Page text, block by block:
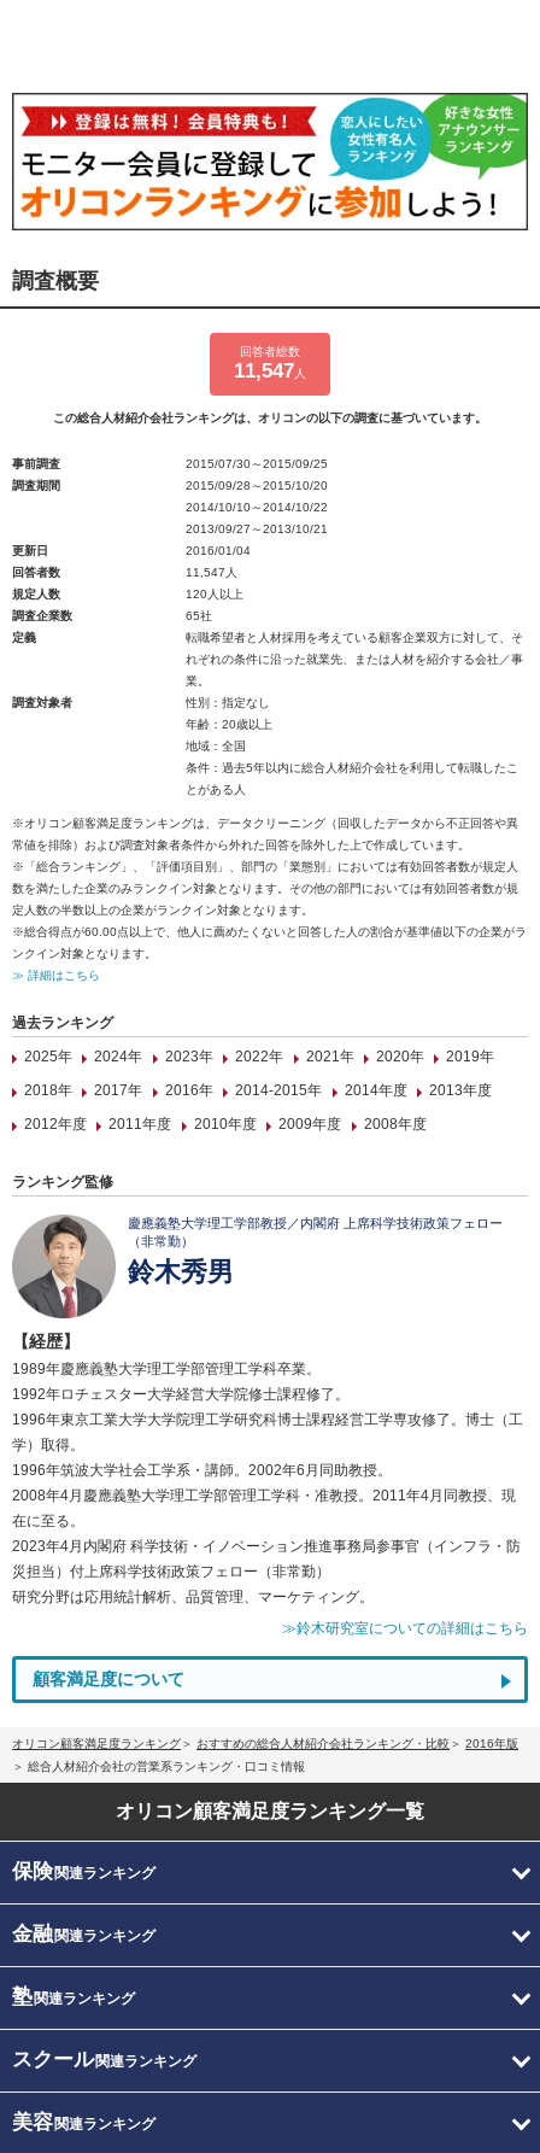
調査概要
回答者総数
11,547 人
この総合人材紹介会社ランキングは、オリコンの以下の調査に基づいています。
事前調査
2015/07/30～2015/09/25
調査期間
2015/09/28～2015/10/20
2014/10/10～2014/10/22
2013/09/27～2013/10/21
更新日
2016/01/04
回答者数
11,547人
規定人数
120人以上
調査企業数
65社
定義
転職希望者と人材採用を考えている顧客企業双方に対して、そ
れぞれの条件に沿った就業先、または人材を紹介する会社／事
業。
調査対象者
性別：指定なし
年齢：20歳以上
地域：全国
条件：過去5年以内に総合人材紹介会社を利用して転職したこ
とがある人
※オリコン顧客満足度ランキングは、データクリーニング（回収したデータから不正回答や異
常値を排除）および調査対象者条件から外れた回答を除外した上で作成しています。
※「総合ランキング」、「評価項目別」、部門の「業態別」においては有効回答者数が規定人
数を満たした企業のみランクイン対象となります。その他の部門においては有効回答者数が規
定人数の半数以上の企業がランクイン対象となります。
※総合得点が60.00点以上で、他人に薦めたくないと回答した人の割合が基準値以下の企業がラ
ンクイン対象となります。
≫ 詳細はこちら
過去ランキング
2025年
2024年 2023年 2022年 2021年 2020年
2019年
2018年
2017年 2016年 2014-2015年 2014年度
2013年度
2012年度
2011年度 2010年度 2009年度 2008年度
ランキング監修
慶應義塾大学理工学部教授／内閣府 上席科学技術政策フェロー
（非常勤）
鈴木秀男
【経歴】
1989年慶應義塾大学理工学部管理工学科卒業。
1992年ロチェスター大学経営大学院修士課程修了。
1996年東京工業大学大学院理工学研究科博士課程経営工学専攻修了。博士（工
学）取得。
1996年筑波大学社会工学系・講師。2002年6月同助教授。
2008年4月慶應義塾大学理工学部管理工学科・准教授。2011年4月同教授、現
在に至る。
2023年4月内閣府 科学技術・イノベーション推進事務局参事官（インフラ・防
災担当）付上席科学技術政策フェロー（非常勤）
研究分野は応用統計解析、品質管理、マーケティング。
≫鈴木研究室についての詳細はこちら
顧客満足度について
オリコン顧客満足度ランキング おすすめの総合人材紹介会社ランキング・比較
2016年版
総合人材紹介会社の営業系ランキング・口コミ情報
オリコン顧客満足度ランキング一覧
保険関連ランキング
金融関連ランキング
塾関連ランキング
スクール関連ランキング
美容関連ランキング